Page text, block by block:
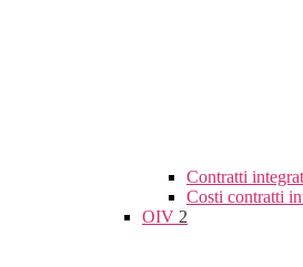
Contratti
Costi contratti
OIV 2